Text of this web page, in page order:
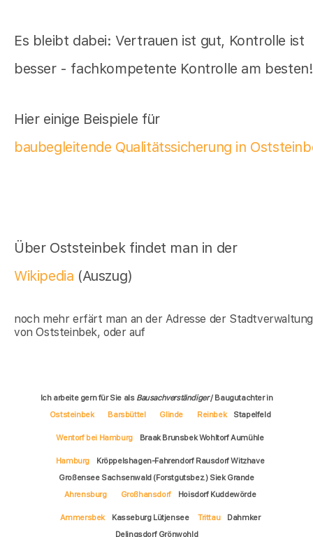
Es bleibt dabei: Vertrauen ist gut, Kontrolle ist
besser - fachkompetente Kontrolle am besten!
Hier einige Beispiele für
baubegleitende Qualitätssicherung in
Über Oststeinbek findet man in der
Wikipedia (Auszug)
noch mehr erfärt man an der Adresse der Stadtverwaltung
von Oststeinbek, oder auf
Ich arbeite gern für Sie als Bausachverständiger/ Baugutachter in
Oststeinbek
Barsbüttel Glinde Reinbek Stapelfeld
Wentorf bei Hamburg Braak Brunsbek Wohltorf Aumühle
Hamburg
Kröppelshagen-Fahrendorf Rausdorf Witzhave
Großensee Sachsenwald (Forstgutsbez.) Siek Grande
Ahrensburg
Großhansdorf Hoisdorf Kuddewörde
Ammersbek Kasseburg Lütjensee Trittau
Dahmker
Delingsdorf Grönwohld